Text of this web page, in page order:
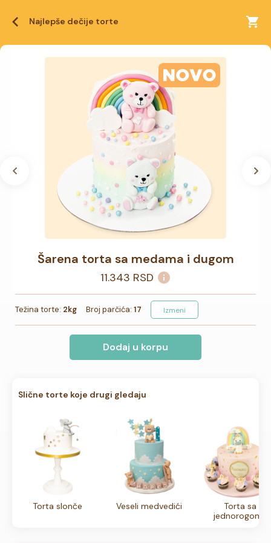
Najlepše dečije torte
Šarena torta sa medama i dugom
11.343 RSD
Težina torte: 2kg Broj parčića: 17 Izmeni
Dodaj u korpu
Slične torte koje drugi gledaju
Torta slonče Veseli medvedići
Torta sa
jednorogom i